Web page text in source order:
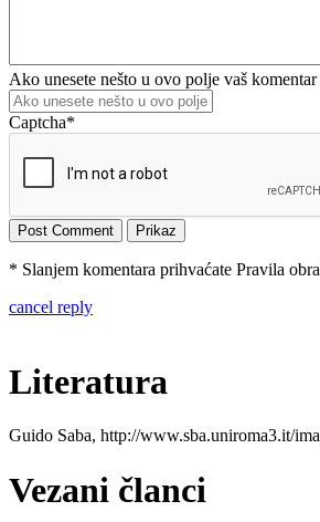
Ako unesete nešto u ovo polje vaš
Captcha*
* Slanjem komentara prihvaćate Pravila
cancel reply
Literatura
Guido Saba, http://www.sba.uniroma3.it/
Vezani članci